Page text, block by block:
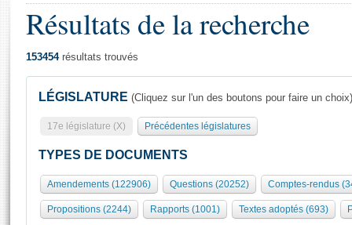
Présidence
577 députés
Groupes politiques
Séance publique
Commissions et autres organes
Europe et International
Général
Rôle et pouvoirs de l'Assemblée
Organisation de l'Assemblée
Présidence Conférence des Présidents Bureau Collège des
Visiter l'Assemblée
Visite virtuelle du palais Bourbon
Assister à une séance
Résultats de la recherche
153454résultats trouvés
LÉGISLATURE (Cliquez sur l'un des boutons pour faire un choix)
17e législature (X) Précédentes législatures
TYPES DE DOCUMENTS
Amendements (122906) Questions (20252) Comptes-rendus
Propositions (2244) Rapports (1001) Textes adoptés (693)